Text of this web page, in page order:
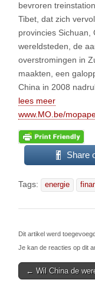
bevroren
Tibet, dat zich
provincies Sichuan,
wereldsteden, de
overstromingen in
maakten, een
China in 2008
lees meer
www.MO.be/
Share
Tags: energie
Dit artikel werd
Je kan de reacties op dit
Post
← Wil China de